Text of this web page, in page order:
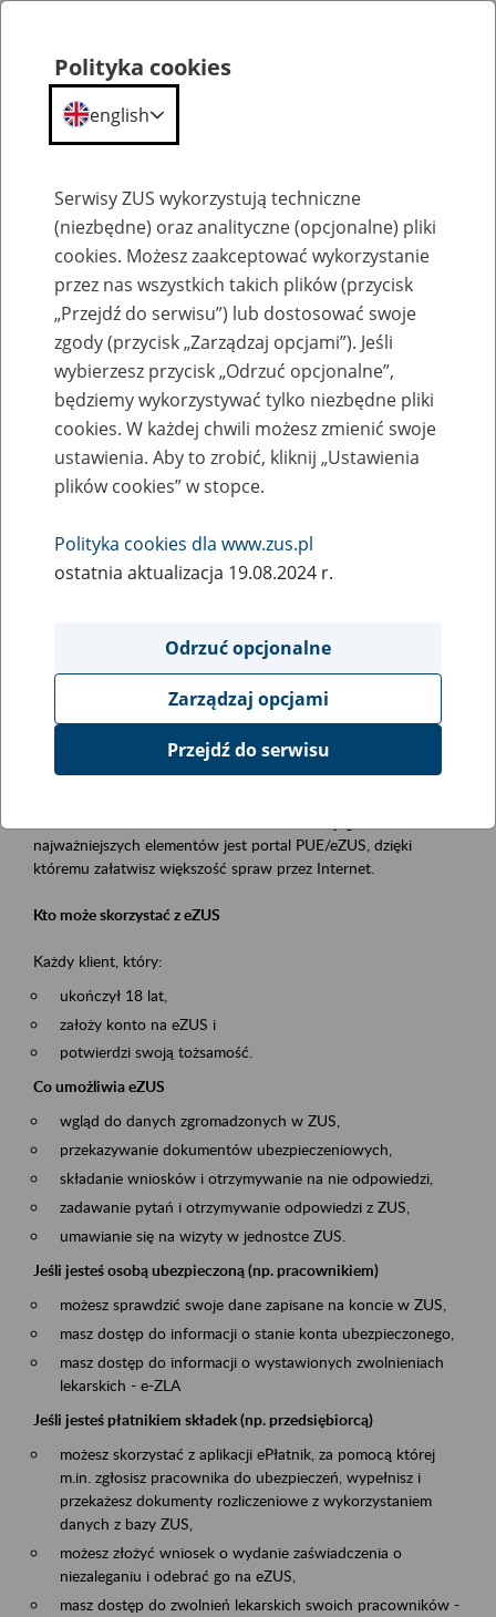
Szkolenia
Zaproś ZUS do siebie - zakładanie profili
eZUS w siedzibie Twojej firmy
Rodzaj wydarzenia
Szkolenia
obsługa klientów
Event description
Platforma Usług Elektronicznych ZUS eZUS
najważniejszych elementów jest portal PUE/eZUS, dzięki
któremu załatwisz większość spraw przez Internet.
Kto może skorzystać z eZUS
Każdy klient, który:
ukończył 18 lat,
założy konto na eZUS i
potwierdzi swoją tożsamość.
Co umożliwia eZUS
wgląd do danych zgromadzonych w ZUS,
przekazywanie dokumentów ubezpieczeniowych,
składanie wniosków i otrzymywanie na nie odpowiedzi,
zadawanie pytań i otrzymywanie odpowiedzi z ZUS,
umawianie się na wizyty w jednostce ZUS.
Jeśli jesteś osobą ubezpieczoną (np. pracownikiem)
możesz sprawdzić swoje dane zapisane na koncie w ZUS,
masz dostęp do informacji o stanie konta ubezpieczonego,
masz dostęp do informacji o wystawionych zwolnieniach
lekarskich - e-ZLA
Jeśli jesteś płatnikiem składek (np. przedsiębiorcą)
możesz skorzystać z aplikacji ePłatnik, za pomocą której
m.in. zgłosisz pracownika do ubezpieczeń, wypełnisz i
przekażesz dokumenty rozliczeniowe z wykorzystaniem
danych z bazy ZUS,
możesz złożyć wniosek o wydanie zaświadczenia o
niezaleganiu i odebrać go na eZUS,
masz dostęp do zwolnień lekarskich swoich pracowników -
Polityka cookies
english
Serwisy ZUS wykorzystują techniczne
(niezbędne) oraz analityczne (opcjonalne) pliki
cookies. Możesz zaakceptować wykorzystanie
przez nas wszystkich takich plików (przycisk
„Przejdź do serwisu”) lub dostosować swoje
zgody (przycisk „Zarządzaj opcjami”). Jeśli
wybierzesz przycisk „Odrzuć opcjonalne”,
będziemy wykorzystywać tylko niezbędne pliki
cookies. W każdej chwili możesz zmienić swoje
ustawienia. Aby to zrobić, kliknij „Ustawienia
plików cookies” w stopce.
Polityka cookies dla www.zus.pl
ostatnia aktualizacja 19.08.2024 r.
Odrzuć opcjonalne
Zarządzaj opcjami
Przejdź do serwisu